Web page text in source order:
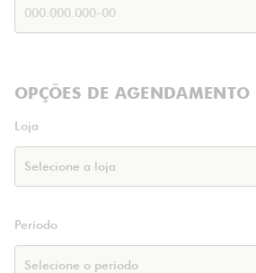
OPÇÕES DE AGENDAMENTO
Loja
Período